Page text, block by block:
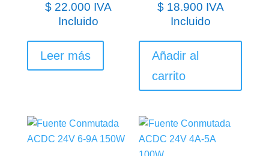
$ 22.000 IVA
Incluido
Leer más
$18.900 IVA
Incluido
Añadir al
carrito